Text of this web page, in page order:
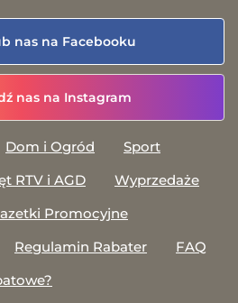
nas na Facebooku
nas na Instagram
Dom i Ogród
Sport
RTV i AGD
Wyprzedaże
Promocyjne
Regulamin Rabater
FAQ